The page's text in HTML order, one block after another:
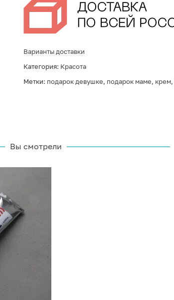
Варианты доставки
Категория: Красота
Метки: подарок девушке, подарок маме, крем,
Вы смотрели